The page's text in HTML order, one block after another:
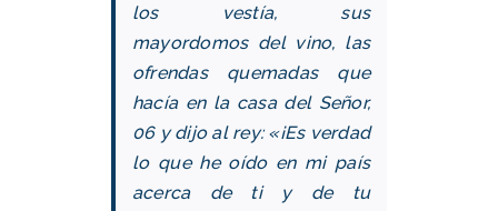
los vestía, sus
mayordomos del vino, las
ofrendas quemadas que
hacía en la casa del Señor,
06 y dijo al rey: «¡Es verdad
lo que he oído en mi país
acerca de ti y de tu